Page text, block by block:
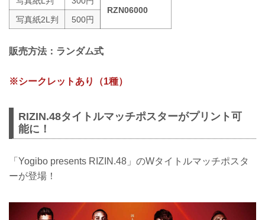
RZN06000
写真紙2L判
500円
販売方法：ランダム式
※シークレットあり（1種）
RIZIN.48タイトルマッチポスターがプリント可
能に！
「Yogibo presents RIZIN.48」のWタイトルマッチポスタ
ーが登場！